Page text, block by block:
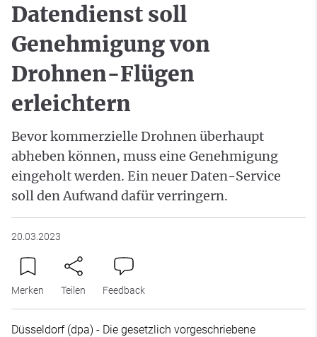
Datendienst soll
Genehmigung von
Drohnen-Flügen
erleichtern
Bevor kommerzielle Drohnen überhaupt
abheben können, muss eine Genehmigung
eingeholt werden. Ein neuer Daten-Service
soll den Aufwand dafür verringern.
20.03.2023
Merken Teilen Feedback
Düsseldorf (dpa) - Die gesetzlich vorgeschriebene